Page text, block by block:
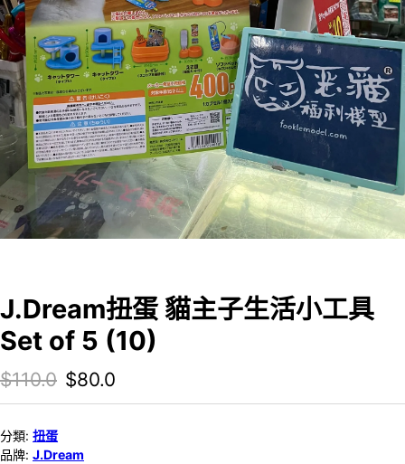
J.Dream扭蛋 貓主子生活小工具
Set of 5 (10)
$110.0 Original price was: $110.0.
$80.0
分類: 扭蛋
品牌: J.Dream